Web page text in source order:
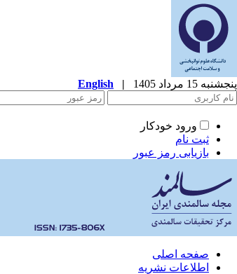
پنجشنبه 15 مرداد 1405 |
English
ورود خودکار
ثبت نام
بازیابی رمز عبور
صفحه اصلی
اطلاعات نشریه